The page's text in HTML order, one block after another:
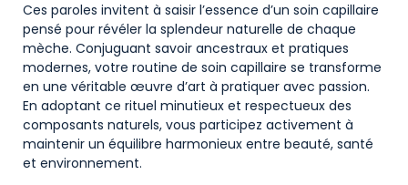
Ces paroles invitent à saisir l’essence d’un soin capillaire
pensé pour révéler la splendeur naturelle de chaque
mèche. Conjuguant savoir ancestraux et pratiques
modernes, votre routine de soin capillaire se transforme
en une véritable œuvre d’art à pratiquer avec passion.
En adoptant ce rituel minutieux et respectueux des
composants naturels, vous participez activement à
maintenir un équilibre harmonieux entre beauté, santé
et environnement.